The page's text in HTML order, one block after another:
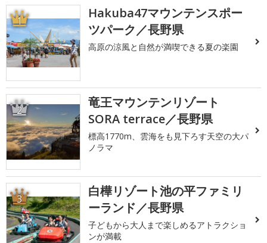
1
Hakuba47マウンテンスポー
ツパーク／長野県
高原の涼風と自然が満喫できる夏の楽園
2
竜王マウンテンリゾート
SORA terrace／長野県
標高1770m、雲海をも見下ろす天空の大パ
ノラマ
3
白樺リゾート池の平ファミリ
ーランド／長野県
子どもから大人まで楽しめるアトラクショ
ンが満載